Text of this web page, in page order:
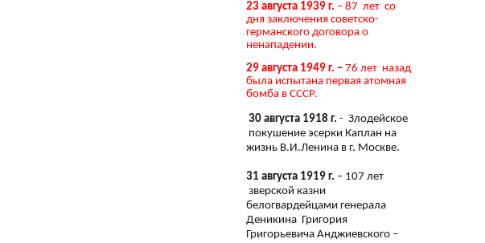
23 августа 1939 г. – 87 лет со
дня заключения советско-
германского договора о
ненападении.
29 августа 1949 г. – 76 лет назад
была испытана первая атомная
бомба в СССР.
30 августа 1918 г. - Злодейское
покушение эсерки Каплан на
жизнь В.И.Ленина в г. Москве.
31 августа 1919 г. – 107 лет
зверской казни
белогвардейцами генерала
Деникина Григория
Григорьевича Анджиевского –